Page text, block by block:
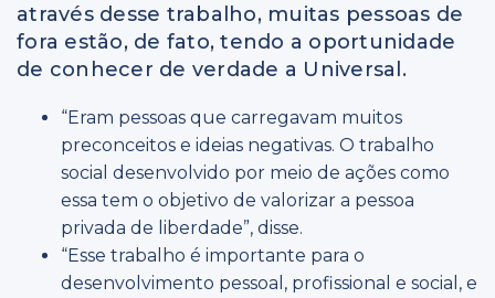
através desse trabalho, muitas pessoas de
fora estão, de fato, tendo a oportunidade
de conhecer de verdade a Universal.
“Eram pessoas que carregavam muitos
preconceitos e ideias negativas. O trabalho
social desenvolvido por meio de ações como
essa tem o objetivo de valorizar a pessoa
privada de liberdade”, disse.
“Esse trabalho é importante para o
desenvolvimento pessoal, profissional e social, e